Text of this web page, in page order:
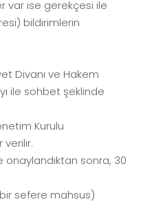
var ise gerekçesi ile
bildirimlerin
Divanı ve Hakem
ile sohbet şeklinde
Kurulu
verilir.
onaylandıktan sonra, 30
sefere mahsus)